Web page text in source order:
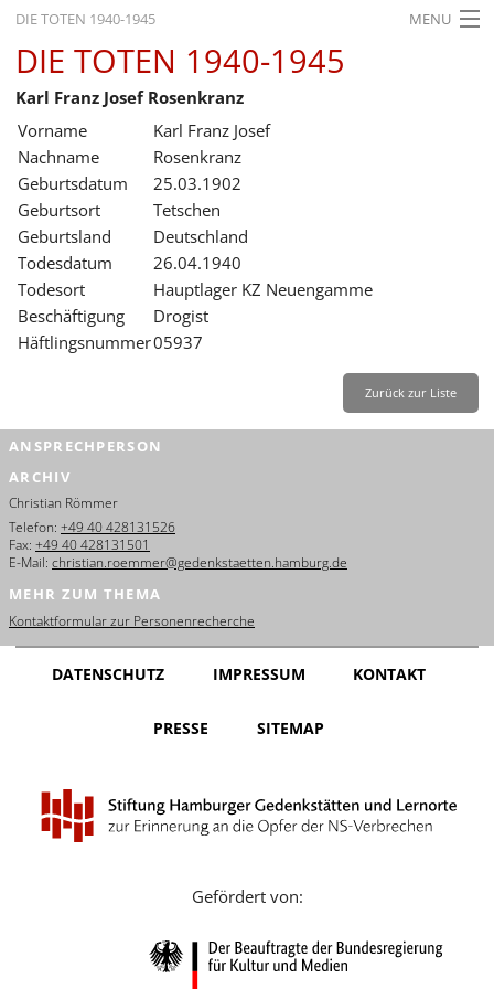
DIE TOTEN 1940-1945 MENU
STARTSEITE
AKTUELLES
AUSSTELLUNGEN
GESCHICHTE
BILDUNG
FORSCHUNG
SERVICE
Français
Dansk
Español
Nederlands
Português
Русский
Leichte Sprache
DIE TOTEN 1940-1945
Karl Franz Josef Rosenkranz
Vorname
Karl Franz Josef
Nachname
Rosenkranz
Geburtsdatum
25.03.1902
Geburtsort
Tetschen
Geburtsland
Deutschland
Todesdatum
26.04.1940
Todesort
Hauptlager KZ Neuengamme
Beschäftigung
Drogist
Häftlingsnummer05937
Zurück zur Liste
ANSPRECHPERSON
ARCHIV
Christian Römmer
Telefon: +49 40 428131526
Fax: +49 40 428131501
E-Mail: christian.roemmer@gedenkstaetten.hamburg.de
MEHR ZUM THEMA
Kontaktformular zur Personenrecherche
DATENSCHUTZ IMPRESSUM KONTAKT
PRESSE SITEMAP
Gefördert von: